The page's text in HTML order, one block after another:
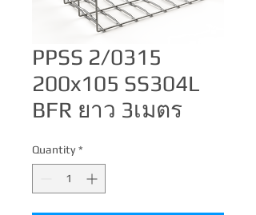
PPSS 2/0315
200x105 SS304L
BFR ยาว 3เมตร
Quantity *